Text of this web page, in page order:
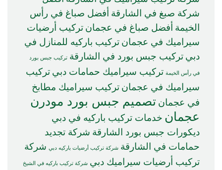
شركة صبغ في الشارقة أفضل صباغ في رأس
الخيمة أفضل صباغ في عجمانتركيب أرضيات
سيراميك في عجمانتركيب باركيه للمنازل في
دبيتركيب جبس بورد في الشارقة تركيب جبس بورد
في رأس الخيمة تركيب سيراميك حمامات دبيتركيب
سيراميك في عجمانتركيب سيراميك مطابخ
في عجمان تصميم جبس بورد مودرن
عجمان خدمات تركيب باركيه في دبي
ديكورات جبس بورد الشارقة شركة تجديد
حمامات في الشارقة شركة تركيب أرضيات باركيه دبي شركة
تركيب أرضيات سيراميك دبي شركة تركيب باركيه في الشيخ